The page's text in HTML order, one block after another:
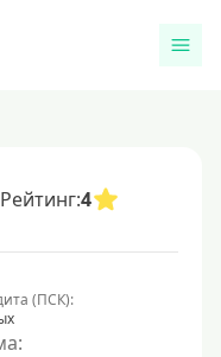
Рейтинг:4
(ПСК):